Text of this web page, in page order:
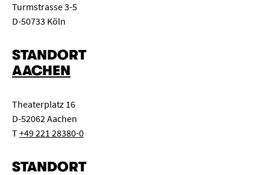
Turmstrasse 3-5
D-50733 Köln
STANDORT
AACHEN
Theaterplatz 16
D-52062 Aachen
T+49 221 28380-0
STANDORT